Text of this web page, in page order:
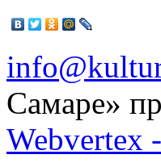
Самаре»
Webvertex